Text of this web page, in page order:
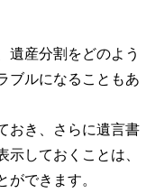
遺産分割をどのよう
ブルになることもあ
おき、さらに遺言書
しておくことは、
ができます。